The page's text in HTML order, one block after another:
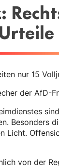
nur 15
der AfD-
Licht.
von der